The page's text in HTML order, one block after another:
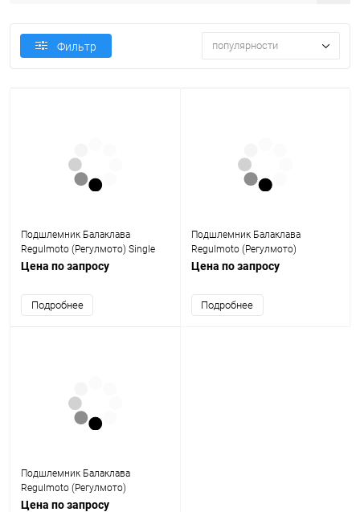
Фильтр популярности
Подшлемник Балаклава
Regulmoto (Регулмото) Single
Цена по запросу
Подробнее
Подшлемник Балаклава
Regulmoto (Регулмото)
Камуфляж
Цена по запросу
Подробнее
Подшлемник Балаклава
Regulmoto (Регулмото)
тактическая однотонная
Цена по запросу